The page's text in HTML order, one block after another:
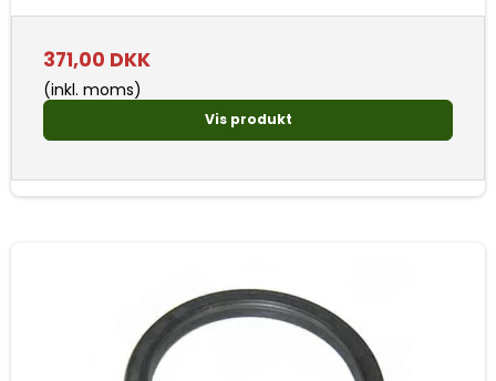
371,00 DKK
(inkl. moms)
Vis produkt